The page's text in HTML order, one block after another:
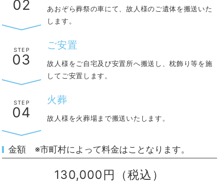
02
あおぞら葬祭の車にて、故人様のご遺体を搬送いた
します。
STEP
03
ご安置
故人様をご自宅及び安置所へ搬送し、枕飾り等を施
してご安置します。
STEP
04
火葬
故人様を火葬場まで搬送いたします。
金額 ※市町村によって料金はことなります。
130,000円（税込）